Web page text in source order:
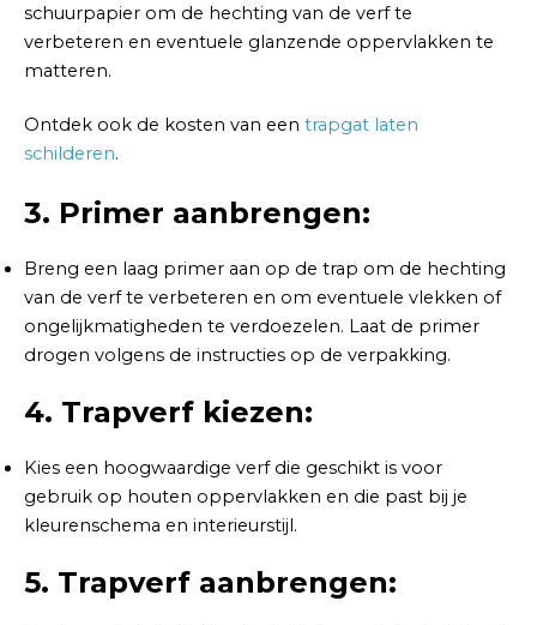
schuurpapier om de hechting van de verf te
verbeteren en eventuele glanzende oppervlakken te
matteren.
Ontdek ook de kosten van een trapgat laten
schilderen.
3. Primer aanbrengen:
Breng een laag primer aan op de trap om de hechting
van de verf te verbeteren en om eventuele vlekken of
ongelijkmatigheden te verdoezelen. Laat de primer
drogen volgens de instructies op de verpakking.
4. Trapverf kiezen:
Kies een hoogwaardige verf die geschikt is voor
gebruik op houten oppervlakken en die past bij je
kleurenschema en interieurstijl.
5. Trapverf aanbrengen: